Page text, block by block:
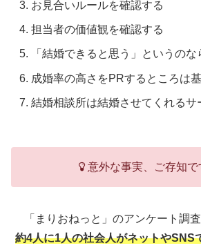
お見合いルールを確認する
担当者の価値観を確認する
「結婚できると思う」というの
成婚率の高さをPRするところは
結婚相談所は結婚させてくれるサ
意外な事実、ご存知で
「まりおねっと」のアンケート調
約4人に1人の社会人がネットやSNS